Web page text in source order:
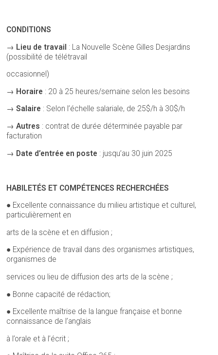
CONDITIONS
→ Lieu de travail : La Nouvelle Scène Gilles Desjardins
(possibilité de télétravail
occasionnel)
→ Horaire : 20 à 25 heures/semaine selon les besoins
→ Salaire : Selon l’échelle salariale, de 25$/h à 30$/h
→ Autres : contrat de durée déterminée payable par
facturation
→ Date d’entrée en poste : jusqu’au 30 juin 2025
HABILETÉS ET COMPÉTENCES RECHERCHÉES
● Excellente connaissance du milieu artistique et culturel,
particulièrement en
arts de la scène et en diffusion ;
● Expérience de travail dans des organismes artistiques,
organismes de
services ou lieu de diffusion des arts de la scène ;
● Bonne capacité de rédaction;
● Excellente maîtrise de la langue française et bonne
connaissance de l’anglais
à l’orale et à l’écrit ;